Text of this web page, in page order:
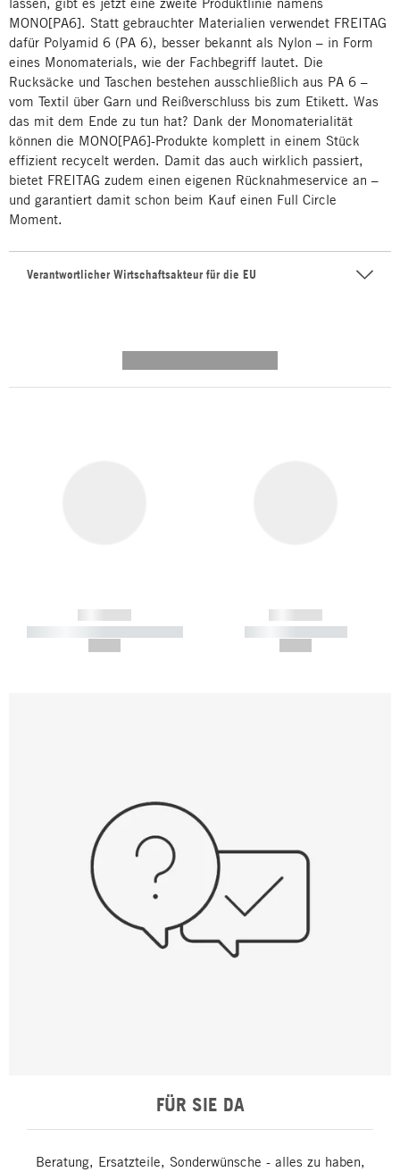
MONO[PA6]. Statt gebrauchter Materialien verwendet FREITAG
dafür Polyamid 6 (PA 6), besser bekannt als Nylon – in Form
eines Monomaterials, wie der Fachbegriff lautet. Die
Rucksäcke und Taschen bestehen ausschließlich aus PA 6 –
vom Textil über Garn und Reißverschluss bis zum Etikett. Was
das mit dem Ende zu tun hat? Dank der Monomaterialität
können die MONO[PA6]-Produkte komplett in einem Stück
effizient recycelt werden. Damit das auch wirklich passiert,
bietet FREITAG zudem einen eigenen Rücknahmeservice an –
und garantiert damit schon beim Kauf einen Full Circle
Moment.
Verantwortlicher Wirtschaftsakteur für die EU
------------
----------- ----------- -----------
------------
----------- -----------
FÜR SIE DA
Beratung, Ersatzteile, Sonderwünsche - alles zu haben,